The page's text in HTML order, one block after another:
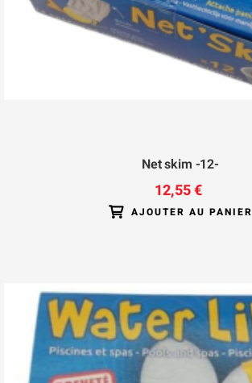
Net skim -12-
12,55 €
AJOUTER AU PANIER